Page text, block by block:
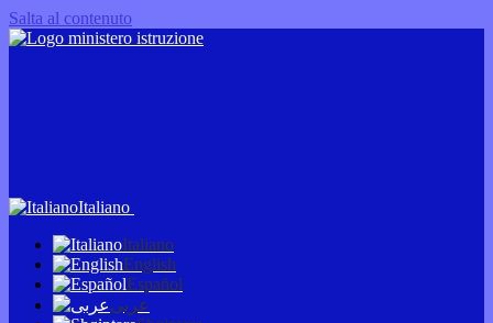
Salta al contenuto
Italiano
Italiano
English
Español
عربى